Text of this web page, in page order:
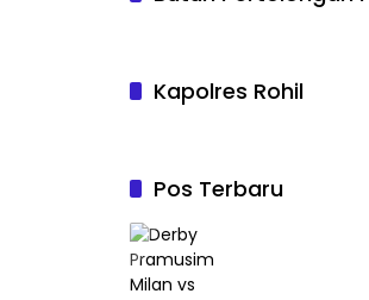
Kapolres Rohil
Pos Terbaru